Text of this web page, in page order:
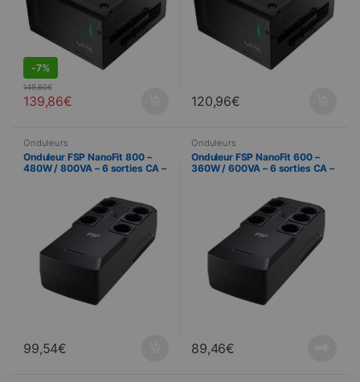
-7%
139,86€
149,60€
120,96€
Onduleurs
Onduleur FSP NanoFit 800 –
480W / 800VA – 6 sorties CA –
99,54€
Onduleurs
Onduleur FSP NanoFit 600 –
360W / 600VA – 6 sorties CA –
89,46€